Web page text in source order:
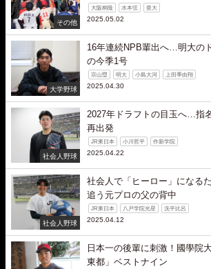
その他
大阪桐蔭 水本弦 亜大
2025.05.02
大学野球
16年連続NPB輩出へ…明大の
の今季1号
宗山塁 明大 小島大河 上田季由翔
2025.04.30
社会人野球
2027年ドラフトの目玉へ…指
再出発
JR東日本 小川哲平 作新学院
2025.04.22
社会人野球
社会人で「ヒーロー」になる
追う元プロの父の背中
JR東日本 八戸学院光星 洗平比呂
2025.04.12
日本一の後輩に刺激！國學院
東都」ベストナイン